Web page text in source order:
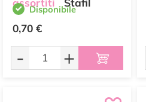
assortiti Stafil
Disponibile
0,70 €
- +